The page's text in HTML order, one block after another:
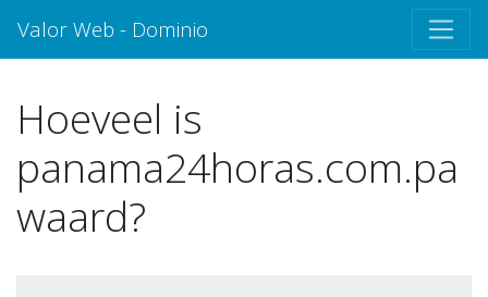
Valor Web - Dominio
Hoeveel is
panama24horas.com.pa
waard?